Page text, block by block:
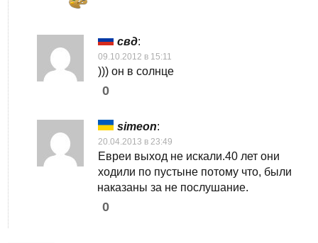
свд:
09.10.2012 в 15:11
))) он в солнце
0
simeon:
20.04.2013 в 23:49
Евреи выход не искали.40 лет они
ходили по пустыне потому что, были
наказаны за не послушание.
0